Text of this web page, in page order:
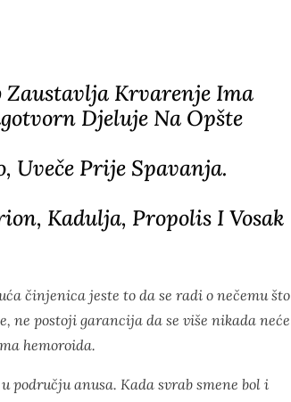
Zaustavlja Krvarenje Ima
Djeluje Na Opšte
Uveče Prije Spavanja.
Kadulja, Propolis I Vosak
činjenica jeste to da se radi o nečemu što
ne postoji garancija da se više nikada neće
hemoroida.
području anusa. Kada svrab smene bol i